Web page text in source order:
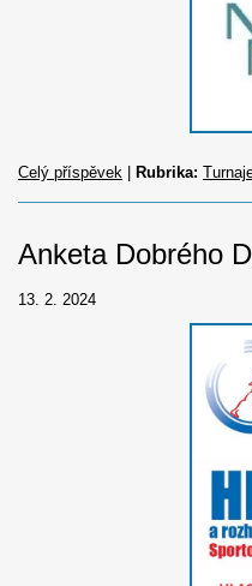
Celý příspěvek Rubrika:
Anketa Dobrého
13. 2. 2024